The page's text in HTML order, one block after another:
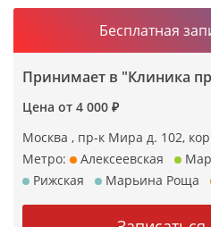
Бесплатная
Принимает в "Клиника
Цена от 4 000 ₽
Москва , пр-к Мира д. 102,
Метро:
Алексеевская
Рижская
Марьина Роща